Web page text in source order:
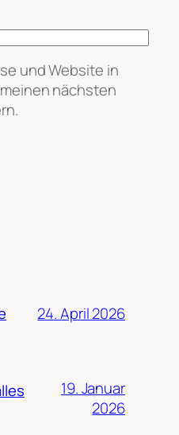
und Website in
nächsten
24. April 2026
19. Januar
2026